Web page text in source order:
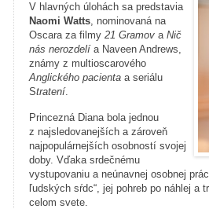
V hlavných úlohách sa predstavia
Naomi Watts, nominovaná na
Oscara za filmy 21 Gramov a Nič
nás nerozdelía Naveen Andrews,
známy z multioscarového
Anglického pacienta a seriálu
Stratení.
Princezná Diana bola jednou
z najsledovanejších a zároveň
najpopulárnejších osobností svojej
doby. Vďaka srdečnému
vystupovaniu a neúnavnej osobnej
ľudských sŕdc“, jej pohreb po náhlej a
celom svete.